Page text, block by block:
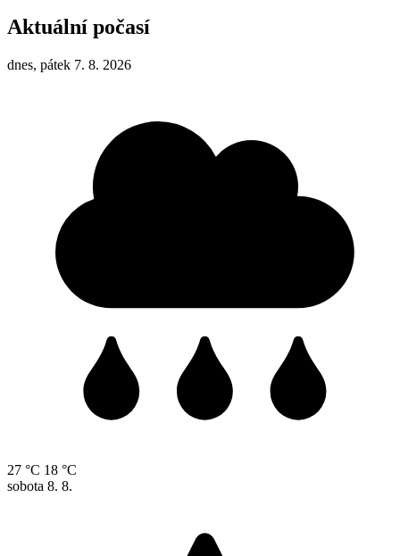
Aktuální počasí
dnes, pátek 7. 8. 2026
27 °C 18 °C
sobota 8. 8.